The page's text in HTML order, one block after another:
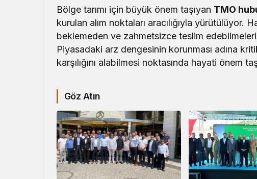
Bölge tarımı için büyük önem taşıyan TMO
kurulan alım noktaları aracılığıyla
beklemeden ve zahmetsizce teslim
Piyasadaki arz dengesinin korunması adına
karşılığını alabilmesi noktasında hayati önem
Göz Atın